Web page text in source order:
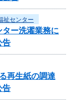
祉センター
ー洗濯業務に
告
再生紙の調達
告